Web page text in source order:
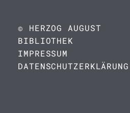
© HERZOG AUGUST
BIBLIOTHEK
IMPRESSUM
DATENSCHUTZERKLÄRUNG